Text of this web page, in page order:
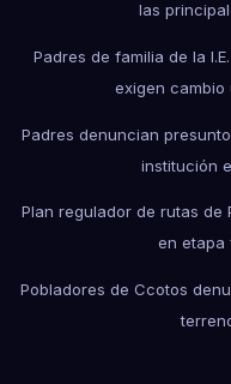
las
Padres de familia de la
exigen cambio
Padres denuncian
institución
Plan regulador de rutas de
en etapa
Pobladores de Ccotos